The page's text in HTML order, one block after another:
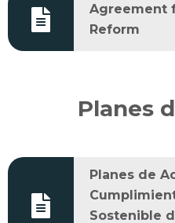
Agreement
Reform
Planes
Planes de
Sostenible